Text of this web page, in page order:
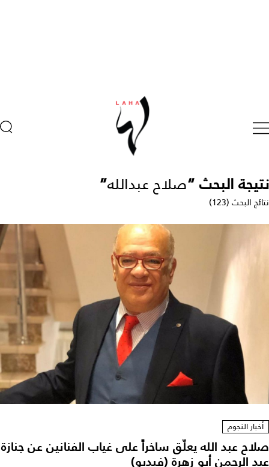
نتيجة البحث “صلاح عبدالله”
نتائج البحث (123)
أخبار النجوم
صلاح عبد الله يعلّق ساخراً على غياب الفنانين عن جنازة
عبد الرحمن أبو زهرة (فيديو)